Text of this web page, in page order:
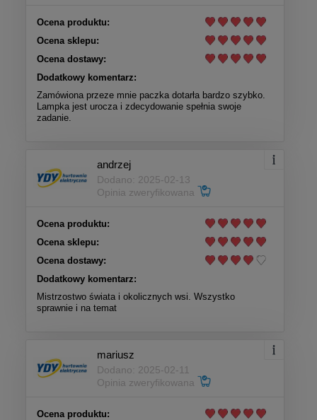
Ocena produktu:
Ocena sklepu:
Ocena dostawy:
Dodatkowy komentarz:
Zamówiona przeze mnie paczka dotarła bardzo szybko.
Lampka jest urocza i zdecydowanie spełnia swoje
zadanie.
andrzej
Dodano: 2025-02-13
Opinia zweryfikowana
Ocena produktu:
Ocena sklepu:
Ocena dostawy:
Dodatkowy komentarz:
Mistrzostwo świata i okolicznych wsi. Wszystko
sprawnie i na temat
mariusz
Dodano: 2025-02-11
Opinia zweryfikowana
Ocena produktu: